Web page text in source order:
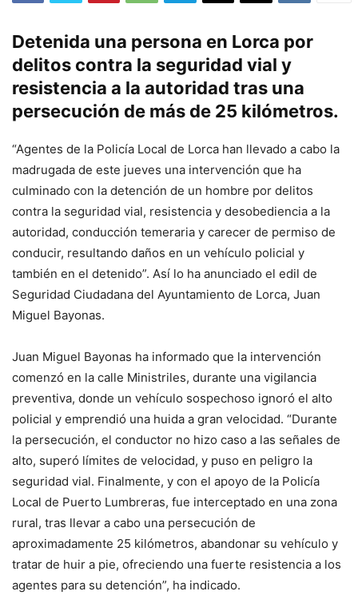
Detenida una persona en Lorca por
delitos contra la seguridad vial y
resistencia a la autoridad tras una
persecución de más de 25 kilómetros.
“Agentes de la Policía Local de Lorca han llevado a cabo la
madrugada de este jueves una intervención que ha
culminado con la detención de un hombre por delitos
contra la seguridad vial, resistencia y desobediencia a la
autoridad, conducción temeraria y carecer de permiso de
conducir, resultando daños en un vehículo policial y
también en el detenido”. Así lo ha anunciado el edil de
Seguridad Ciudadana del Ayuntamiento de Lorca, Juan
Miguel Bayonas.
Juan Miguel Bayonas ha informado que la intervención
comenzó en la calle Ministriles, durante una vigilancia
preventiva, donde un vehículo sospechoso ignoró el alto
policial y emprendió una huida a gran velocidad. “Durante
la persecución, el conductor no hizo caso a las señales de
alto, superó límites de velocidad, y puso en peligro la
seguridad vial. Finalmente, y con el apoyo de la Policía
Local de Puerto Lumbreras, fue interceptado en una zona
rural, tras llevar a cabo una persecución de
aproximadamente 25 kilómetros, abandonar su vehículo y
tratar de huir a pie, ofreciendo una fuerte resistencia a los
agentes para su detención”, ha indicado.